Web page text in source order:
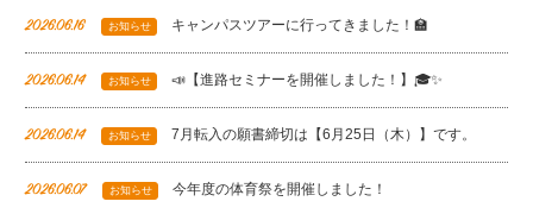
2026.06.16 お知らせ キャンパスツアーに行ってきました！🏫
2026.06.14 お知らせ 📣【進路セミナーを開催しました！】🎓✨
2026.06.14 お知らせ 7月転入の願書締切は【6月25日（木）】です。
2026.06.07 お知らせ 今年度の体育祭を開催しました！